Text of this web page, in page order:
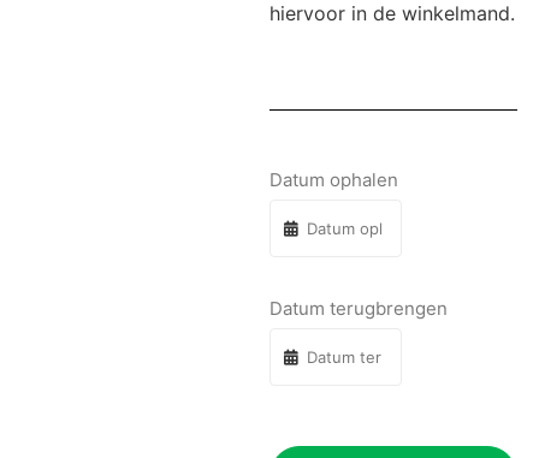
hiervoor in de winkelmand.
Datum ophalen
Datum terugbrengen